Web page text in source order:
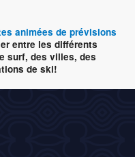
animées de prévisions
entre les différents
surf, des villes, des
de ski!